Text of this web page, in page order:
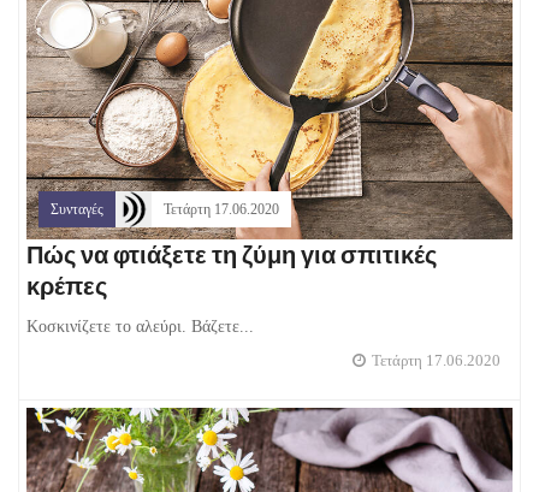
Συνταγές Τετάρτη 17.06.2020
Πώς να φτιάξετε τη ζύμη για σπιτικές
κρέπες
Κοσκινίζετε το αλεύρι. Βάζετε...
Τετάρτη 17.06.2020